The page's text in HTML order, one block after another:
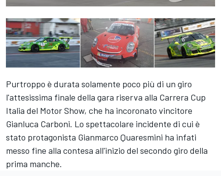
Purtroppo è durata solamente poco più di un giro
l'attesissima finale della gara riserva alla Carrera Cup
Italia del Motor Show, che ha incoronato vincitore
Gianluca Carboni. Lo spettacolare incidente di cui è
stato protagonista Gianmarco Quaresmini ha infati
messo fine alla contesa all'inizio del secondo giro della
prima manche.